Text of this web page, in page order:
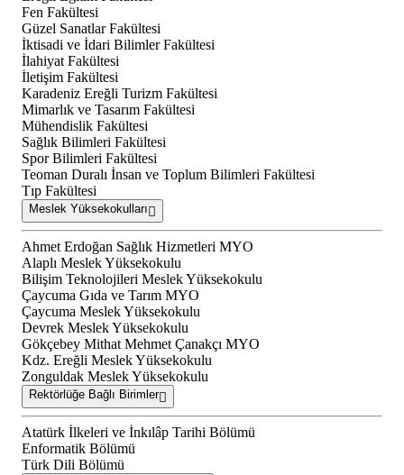
Fen Fakültesi
Güzel Sanatlar Fakültesi
İktisadi ve İdari Bilimler Fakültesi
İlahiyat Fakültesi
İletişim Fakültesi
Karadeniz Ereğli Turizm Fakültesi
Mimarlık ve Tasarım Fakültesi
Mühendislik Fakültesi
Sağlık Bilimleri Fakültesi
Spor Bilimleri Fakültesi
Teoman Duralı İnsan ve Toplum Bilimleri Fakültesi
Tıp Fakültesi
Meslek Yüksekokulları
Ahmet Erdoğan Sağlık Hizmetleri MYO
Alaplı Meslek Yüksekokulu
Bilişim Teknolojileri Meslek Yüksekokulu
Çaycuma Gıda ve Tarım MYO
Çaycuma Meslek Yüksekokulu
Devrek Meslek Yüksekokulu
Gökçebey Mithat Mehmet Çanakçı MYO
Kdz. Ereğli Meslek Yüksekokulu
Zonguldak Meslek Yüksekokulu
Rektörlüğe Bağlı Birimler
Atatürk İlkeleri ve İnkılâp Tarihi Bölümü
Enformatik Bölümü
Türk Dili Bölümü